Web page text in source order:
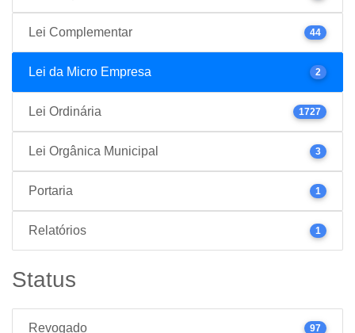
Lei Complementar 44
Lei da Micro Empresa 2
Lei Ordinária 1727
Lei Orgânica Municipal 3
Portaria 1
Relatórios 1
Status
Revogado 97